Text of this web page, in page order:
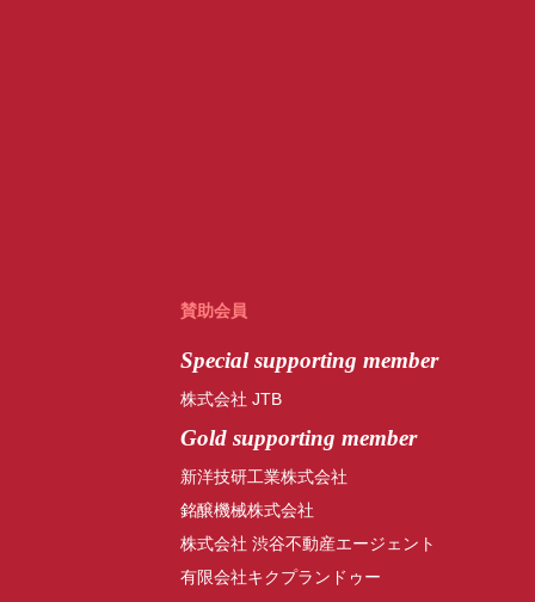
賛助会員
Specialsupporting member
株式会社 JTB
Gold supporting member
新洋技研工業株式会社
銘醸機械株式会社
株式会社 渋谷不動産エージェント
有限会社キクプランドゥー